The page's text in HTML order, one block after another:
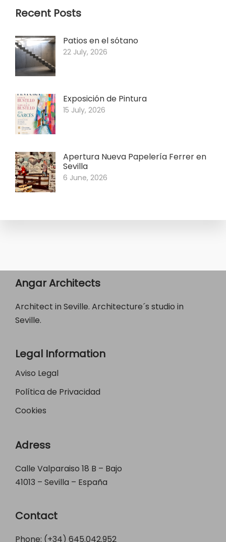
Recent Posts
Patios en el sótano
22 July, 2026
Exposición de Pintura
15 July, 2026
Apertura Nueva Papelería Ferrer en
Sevilla
6 June, 2026
Angar Architects
Architect in Seville. Architecture´s studio in
Seville.
Legal Information
Aviso Legal
Política de Privacidad
Cookies
Adress
Calle Valparaiso 18 B – Bajo
41013 – Sevilla – España
Contact
Phone: (+34) 645.042.952